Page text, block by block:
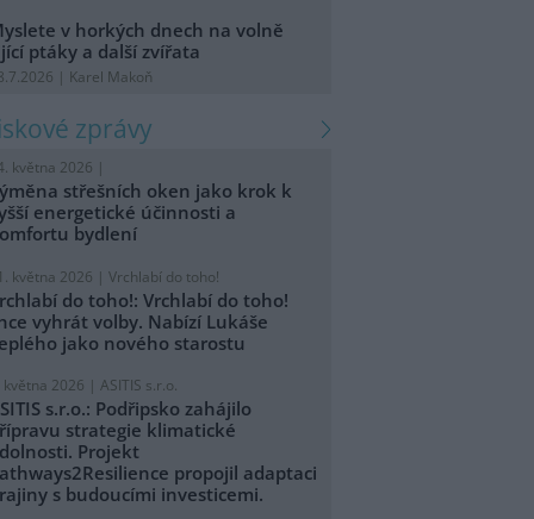
v horkých dnech na volně
ptáky a další zvířata
| Karel Makoň
zprávy
května 2026 |
střešních oken jako krok k
energetické účinnosti a
bydlení
května 2026 | Vrchlabí do toho!
do toho!: Vrchlabí do toho!
vyhrát volby. Nabízí Lukáše
jako nového starostu
května 2026 | ASITIS s.r.o.
s.r.o.: Podřipsko zahájilo
strategie klimatické
Projekt
propojil adaptaci
s budoucími investicemi.